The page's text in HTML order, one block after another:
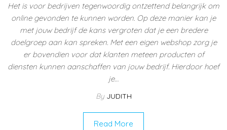
Het is voor bedrijven tegenwoordig ontzettend belangrijk om
online gevonden te kunnen worden. Op deze manier kan je
met jouw bedrijf de kans vergroten dat je een bredere
doelgroep aan kan spreken. Met een eigen webshop zorg je
er bovendien voor dat klanten meteen producten of
diensten kunnen aanschaffen van jouw bedrijf. Hierdoor hoef
je…
By JUDITH
Read More